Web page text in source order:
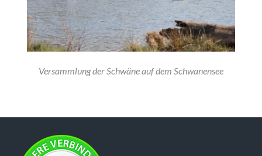
Versammlung der Schwäne auf dem Schwanensee